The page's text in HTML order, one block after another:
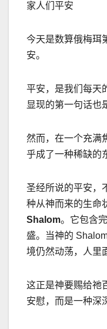
家人们平安
今天是数算俄梅珥
安。
平安，是我们每天
显现的第一句话也
然而，在一个充满
乎成了一种稀缺的
圣经所说的平安，
种从神而来的生命
Shalom。它包含
盛。当神的
境仍然动荡，人里
这正是神要赐给祂
安慰，而是一种深